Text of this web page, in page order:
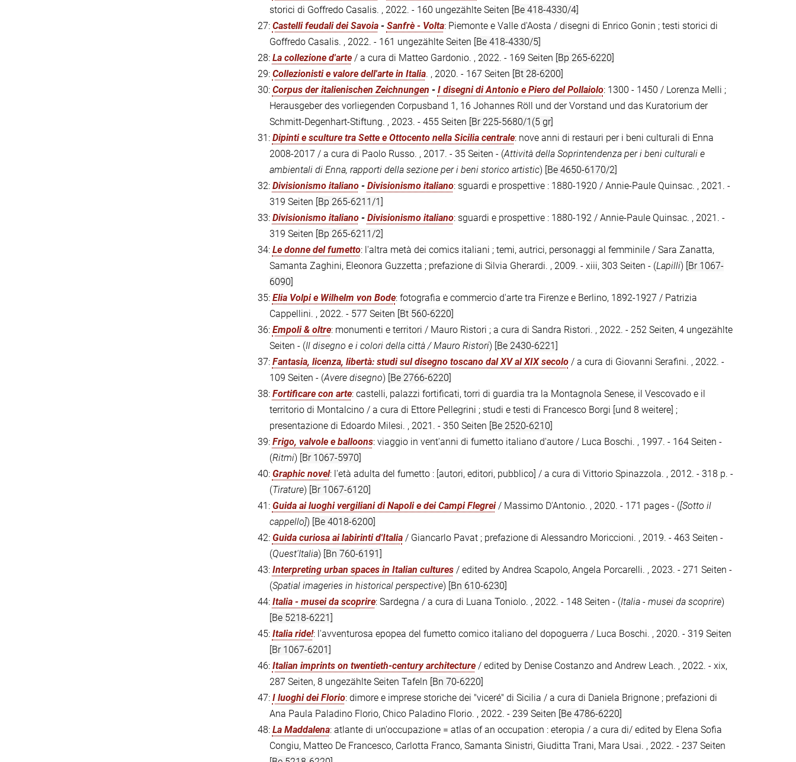
storici di Goffredo Casalis. , 2022. - 160 ungezählte Seiten [Be 418-4330/4]
27: Castelli feudali dei Savoia- Sanfrè - Volta: Piemonte e Valle d'Aosta / disegni di Enrico Gonin ; testi storici di
Goffredo Casalis. , 2022. - 161 ungezählte Seiten [Be 418-4330/5]
28: La collezione d'arte/ a cura di Matteo Gardonio. , 2022. - 169 Seiten [Bp 265-6220]
29: Collezionisti e valore dell'arte in Italia. , 2020. - 167 Seiten [Bt 28-6200]
30: Corpus der italienischen Zeichnungen - I disegni di Antonio e Piero del Pollaiolo: 1300 - 1450 / Lorenza Melli ;
Herausgeber des vorliegenden Corpusband 1, 16 Johannes Röll und der Vorstand und das Kuratorium der
Schmitt-Degenhart-Stiftung. , 2023. - 455 Seiten [Br 225-5680/1(5 gr]
31: Dipinti e sculture tra Sette e Ottocento nella Sicilia centrale: nove anni di restauri per i beni culturali di Enna
2008-2017 / a cura di Paolo Russo. , 2017. - 35 Seiten - (Attività della Soprintendenza per i beni culturali e
ambientali di Enna, rapporti della sezione per i beni storico artistic) [Be 4650-6170/2]
32: Divisionismo italiano- Divisionismo italiano: sguardi e prospettive : 1880-1920 / Annie-Paule Quinsac. , 2021. -
319 Seiten [Bp 265-6211/1]
33: Divisionismo italiano- Divisionismo italiano: sguardi e prospettive : 1880-192 / Annie-Paule Quinsac. , 2021. -
319 Seiten [Bp 265-6211/2]
34: Le donne del fumetto: l'altra metà dei comics italiani ; temi, autrici, personaggi al femminile / Sara Zanatta,
Samanta Zaghini, Eleonora Guzzetta ; prefazione di Silvia Gherardi. , 2009. - xiii, 303 Seiten - (Lapilli) [Br 1067-
6090]
35: Elia Volpi e Wilhelm von Bode: fotografia e commercio d'arte tra Firenze e Berlino, 1892-1927 / Patrizia
Cappellini. , 2022. - 577 Seiten [Bt 560-6220]
36: Empoli & oltre: monumenti e territori / Mauro Ristori ; a cura di Sandra Ristori. , 2022. - 252 Seiten, 4 ungezählte
Seiten - (Il disegno e i colori della città / Mauro Ristori) [Be 2430-6221]
37: Fantasia, licenza, libertà: studi sul disegno toscano dal XV al XIX secolo/ a cura di Giovanni Serafini. , 2022. -
109 Seiten - (Avere disegno) [Be 2766-6220]
38: Fortificare con arte: castelli, palazzi fortificati, torri di guardia tra la Montagnola Senese, il Vescovado e il
territorio di Montalcino / a cura di Ettore Pellegrini ; studi e testi di Francesco Borgi [und 8 weitere] ;
presentazione di Edoardo Milesi. , 2021. - 350 Seiten [Be 2520-6210]
39: Frigo, valvole e balloons: viaggio in vent'anni di fumetto italiano d'autore / Luca Boschi. , 1997. - 164 Seiten -
(Ritmi) [Br 1067-5970]
40: Graphic novel: l'età adulta del fumetto : [autori, editori, pubblico] / a cura di Vittorio Spinazzola. , 2012. - 318 p. -
(Tirature) [Br 1067-6120]
41: Guida ai luoghi vergiliani di Napoli e dei Campi Flegrei/ Massimo D'Antonio. , 2020. - 171 pages - ([Sotto il
cappello]) [Be 4018-6200]
42: Guida curiosa ai labirinti d'Italia/ Giancarlo Pavat ; prefazione di Alessandro Moriccioni. , 2019. - 463 Seiten -
(Quest'Italia) [Bn 760-6191]
43: Interpreting urban spaces in Italian cultures/ edited by Andrea Scapolo, Angela Porcarelli. , 2023. - 271 Seiten -
(Spatial imageries in historical perspective) [Bn 610-6230]
44: Italia - musei da scoprire: Sardegna / a cura di Luana Toniolo. , 2022. - 148 Seiten - (Italia - musei da scoprire)
[Be 5218-6221]
45: Italia ride!: l'avventurosa epopea del fumetto comico italiano del dopoguerra / Luca Boschi. , 2020. - 319 Seiten
[Br 1067-6201]
46: Italian imprints on twentieth-century architecture/ edited by Denise Costanzo and Andrew Leach. , 2022. - xix,
287 Seiten, 8 ungezählte Seiten Tafeln [Bn 70-6220]
47: I luoghi dei Florio: dimore e imprese storiche dei "viceré" di Sicilia / a cura di Daniela Brignone ; prefazioni di
Ana Paula Paladino Florio, Chico Paladino Florio. , 2022. - 239 Seiten [Be 4786-6220]
48: La Maddalena: atlante di un'occupazione = atlas of an occupation : eteropia / a cura di/ edited by Elena Sofia
Congiu, Matteo De Francesco, Carlotta Franco, Samanta Sinistri, Giuditta Trani, Mara Usai. , 2022. - 237 Seiten